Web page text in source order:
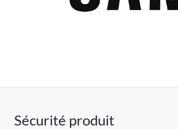
Sécurité produit